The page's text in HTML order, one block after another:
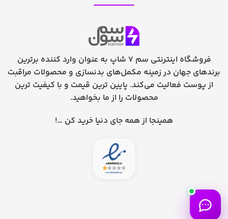
فروشگاه اینترنتی سم 7 شاپ به عنوان وارد کننده برترین
برندهای جهان در زمینه مکمل‌های بدنسازی و محصولات مراقبت
از پوست فعالیت می‌کند. پایین ترین قیمت و با کیفیت ترین
محصولات را از ما بخواهید.
همینجا از همه جای دنیا خرید کن …!